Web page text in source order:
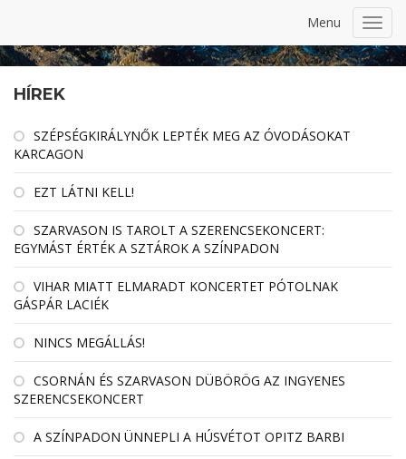
Menu
HÍREK
SZÉPSÉGKIRÁLYNŐK LEPTÉK MEG AZ ÓVODÁSOKAT
KARCAGON
EZT LÁTNI KELL!
SZARVASON IS TAROLT A SZERENCSEKONCERT:
EGYMÁST ÉRTÉK A SZTÁROK A SZÍNPADON
VIHAR MIATT ELMARADT KONCERTET PÓTOLNAK
GÁSPÁR LACIÉK
NINCS MEGÁLLÁS!
CSORNÁN ÉS SZARVASON DÜBÖRÖG AZ INGYENES
SZERENCSEKONCERT
A SZÍNPADON ÜNNEPLI A HÚSVÉTOT OPITZ BARBI